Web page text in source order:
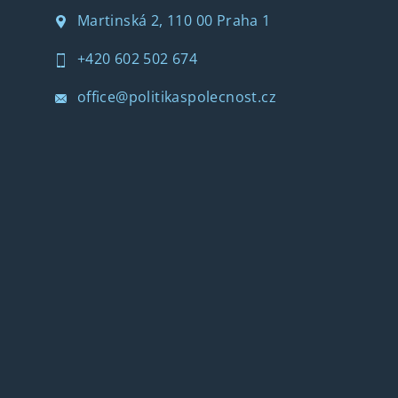
Martinská 2, 110 00 Praha 1
+420 602 502 674
office@politikaspolecnost.cz